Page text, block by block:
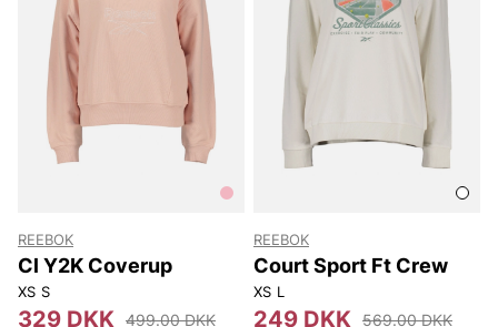
REEBOK
Cl Y2K Coverup
XS S
329 DKK 499.00 DKK
REEBOK
Court Sport Ft Crew
XS L
249 DKK 569.00 DKK